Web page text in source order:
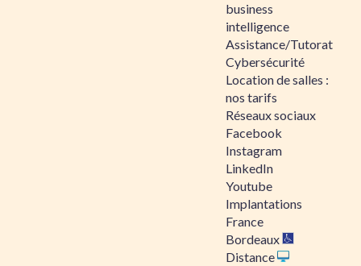
business
intelligence
Assistance/Tutorat
Cybersécurité
Location de salles :
nos tarifs
Réseaux sociaux
Facebook
Instagram
LinkedIn
Youtube
Implantations
France
Bordeaux
Distance